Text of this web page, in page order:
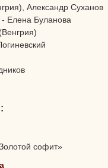
Александр Суханов
- Елена Буланова
софит»